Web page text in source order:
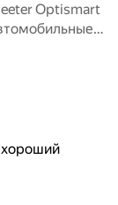
Optismart
хороший